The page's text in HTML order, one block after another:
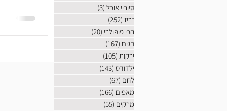
שרוולים
סיוריי אוכל (3)
זריז (252)
הכי פופולרי (20)
חגים (167)
ירקות (105)
ילדודס (143)
לחם (67)
מאפים (166)
מרקים (55)